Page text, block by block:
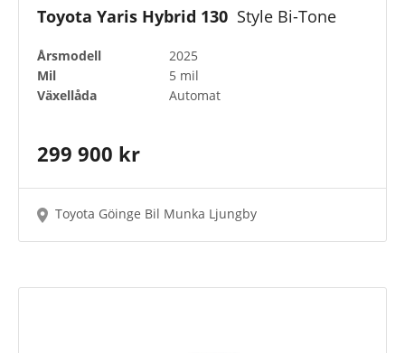
Toyota Yaris Hybrid 130 Style Bi-Tone
Årsmodell
2025
Mil
5 mil
Växellåda
Automat
299 900 kr
Toyota Göinge Bil Munka Ljungby